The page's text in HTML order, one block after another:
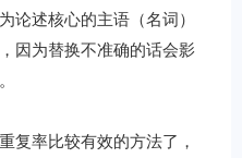
论述核心的主语（名词）
因为替换不准确的话会影
复率比较有效的方法了，